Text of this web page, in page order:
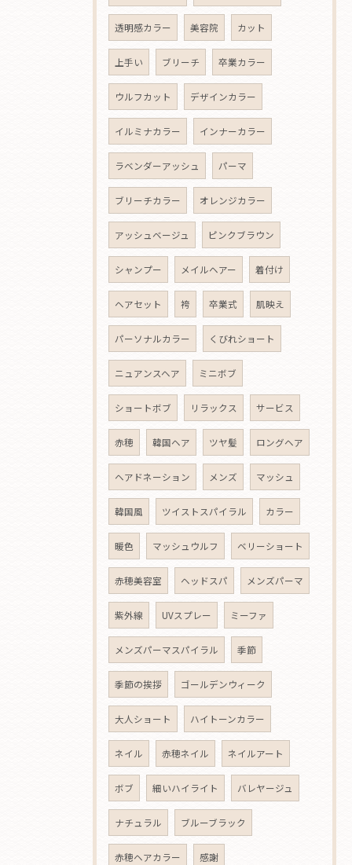
透明感カラー 美容院 カット
上手い ブリーチ 卒業カラー
ウルフカット デザインカラー
イルミナカラー インナーカラー
ラベンダーアッシュ パーマ
ブリーチカラー オレンジカラー
アッシュベージュ ピンクブラウン
シャンプー メイルヘアー 着付け
ヘアセット 袴 卒業式 肌映え
パーソナルカラー くびれショート
ニュアンスヘア ミニボブ
ショートボブ リラックス サービス
赤穂 韓国ヘア ツヤ髪 ロングヘア
ヘアドネーション メンズ マッシュ
韓国風 ツイストスパイラル カラー
暖色 マッシュウルフ ベリーショート
赤穂美容室 ヘッドスパ メンズパーマ
紫外線 UVスプレー ミーファ
メンズパーマスパイラル 季節
季節の挨拶 ゴールデンウィーク
大人ショート ハイトーンカラー
ネイル 赤穂ネイル ネイルアート
ボブ 細いハイライト バレヤージュ
ナチュラル ブルーブラック
赤穂ヘアカラー 感謝